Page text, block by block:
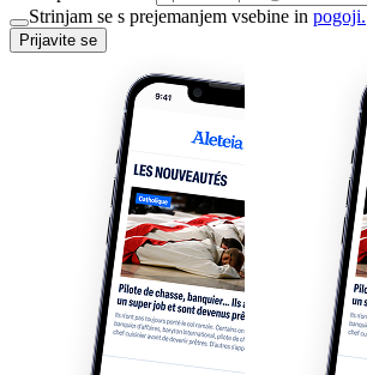
Strinjam se s prejemanjem vsebine in pogoji.
Prijavite se